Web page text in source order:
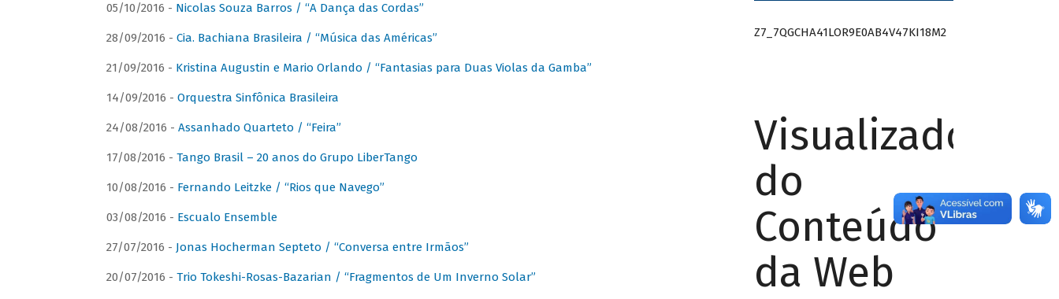
05/10/2016 - Nicolas Souza Barros / “A Dança das Cordas”
28/09/2016 - Cia. Bachiana Brasileira / “Música das Américas”
21/09/2016 - Kristina Augustin e Mario Orlando / “Fantasias para Duas Violas da Gamba”
14/09/2016 - Orquestra Sinfônica Brasileira
24/08/2016 - Assanhado Quarteto / “Feira”
17/08/2016 - Tango Brasil – 20 anos do Grupo LiberTango
10/08/2016 - Fernando Leitzke / “Rios que Navego”
03/08/2016 - Escualo Ensemble
27/07/2016 - Jonas Hocherman Septeto / “Conversa entre Irmãos”
20/07/2016 - Trio Tokeshi-Rosas-Bazarian / “Fragmentos de Um Inverno Solar”
Z7_7QGCHA41LOR9E0AB4V47KI18M2
Visualizador
do
Conteúdo
da Web